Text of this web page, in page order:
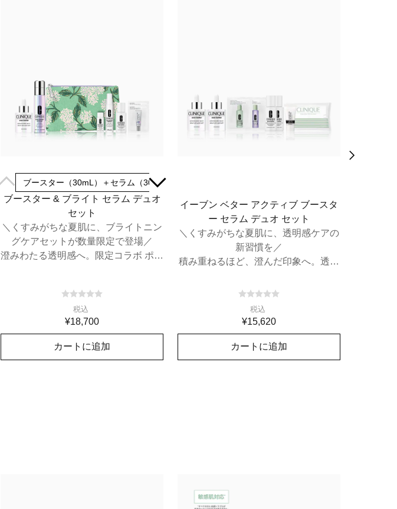
ブースター（30mL）＋セラム（30mL）
ブースター & ブライト セラム デュオ
セット
＼くすみがちな夏肌に、ブライトニン
グケアセットが数量限定で登場／
澄みわたる透明感へ。限定コラボ ポー
税込
¥18,700
カートに追加
イーブン ベター アクティブ ブースタ
ー セラム デュオ セット
＼くすみがちな夏肌に、透明感ケアの
新習慣を／
積み重ねるほど、澄んだ印象へ。透明
税込
¥15,620
カートに追加